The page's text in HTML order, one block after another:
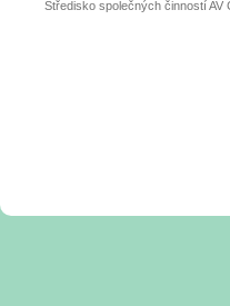
Středisko společných činností AV